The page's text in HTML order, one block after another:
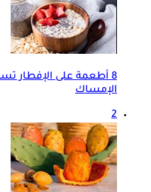
8 أطعمة على الإفطار
الإمساك
2